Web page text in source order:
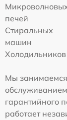
печей
Стиральных
машин
Холодильников
Мы
гарантийного
работает